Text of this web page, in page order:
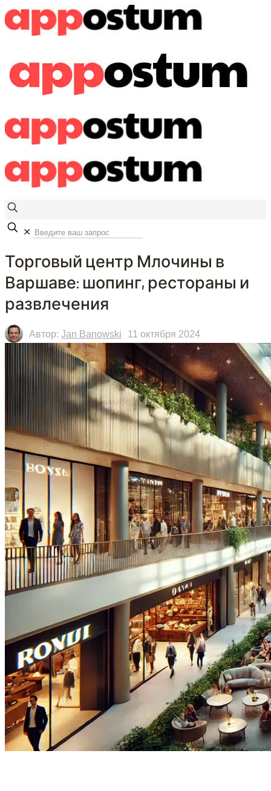
✕
Торговый центр Млочины в
Варшаве: шопинг, рестораны и
развлечения
Автор: Jan Banowski 11 октября 2024